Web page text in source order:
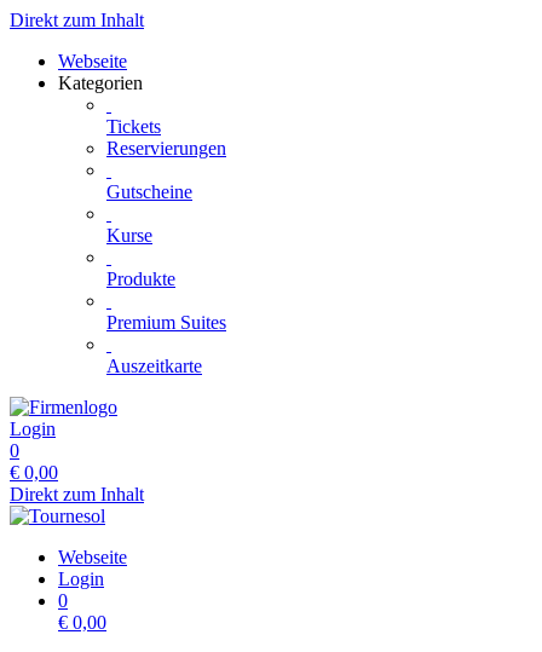
Direkt zum Inhalt
Webseite
Kategorien
Tickets
Reservierungen
Gutscheine
Kurse
Produkte
Premium Suites
Auszeitkarte
Login
0
€ 0,00
Direkt zum Inhalt
Webseite
Login
0
€ 0,00